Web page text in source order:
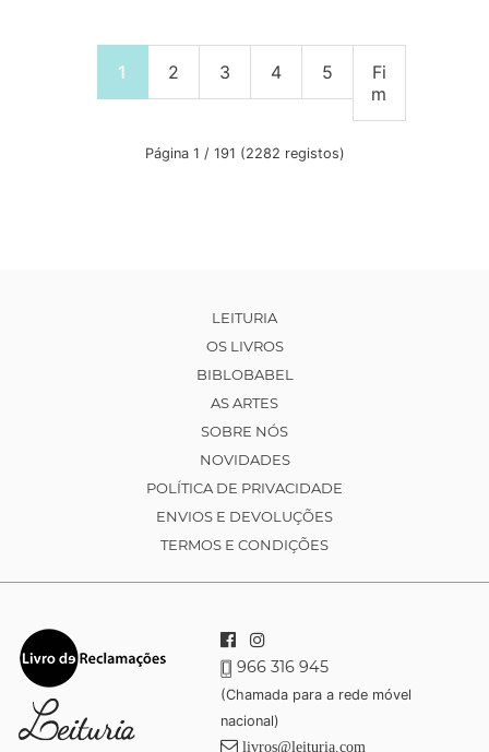
1 2 3 4 5
Fi
m
Página 1 / 191 (2282 registos)
LEITURIA
OS LIVROS
BIBLOBABEL
AS ARTES
SOBRE NÓS
NOVIDADES
POLÍTICA DE PRIVACIDADE
ENVIOS E DEVOLUÇÕES
TERMOS E CONDIÇÕES
966 316 945
(Chamada para a rede móvel
nacional)
livros@leituria.com